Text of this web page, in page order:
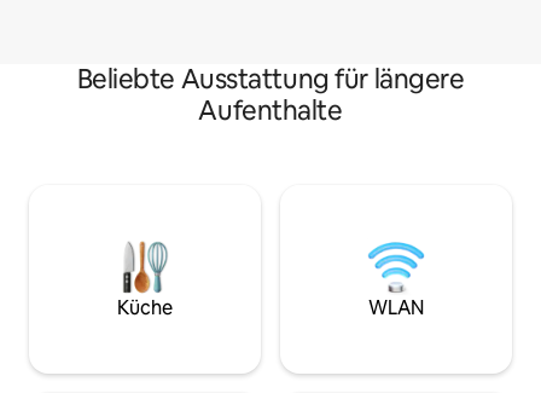
Beliebte Ausstattung für längere
Aufenthalte
Küche WLAN